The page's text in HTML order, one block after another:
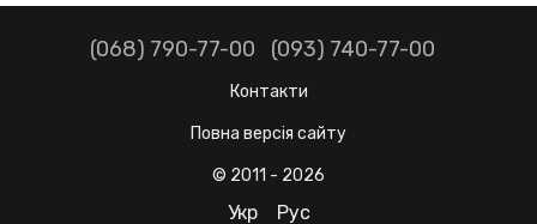
(068) 790-77-00 (093) 740-77-00
Контакти
Повна версія сайту
© 2011 - 2026
Укр Рус